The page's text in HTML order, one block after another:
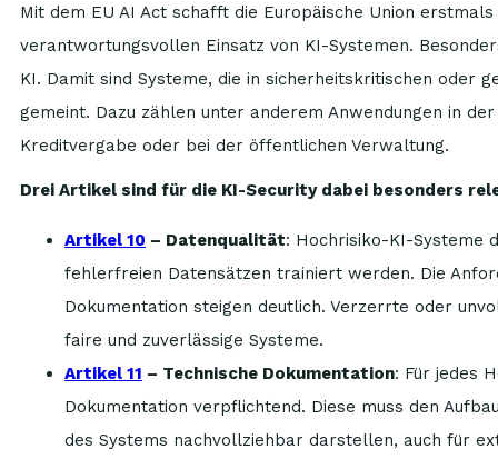
Mit dem EU AI Act schafft die Europäische Union
verantwortungsvollen Einsatz von KI-Systemen.
KI. Damit sind Systeme, die in sicherheitskritischen oder
gemeint. Dazu zählen unter anderem Anwendungen in
Kreditvergabe oder bei der öffentlichen Verwaltung.
Drei Artikel sind für die KI-Security dabei besonders
Artikel 10 – Datenqualität: Hochrisiko-KI-Systeme
fehlerfreien Datensätzen trainiert werden. Die
Dokumentation steigen deutlich. Verzerrte oder
faire und zuverlässige Systeme.
Artikel 11 – Technische Dokumentation: Für jedes
Dokumentation verpflichtend. Diese muss den
des Systems nachvollziehbar darstellen, auch für